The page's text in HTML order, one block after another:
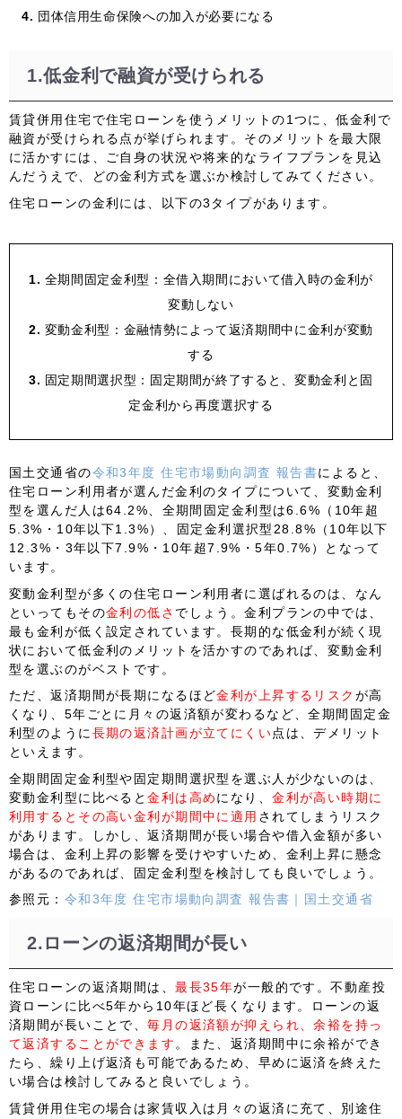
団体信用生命保険への加入が必要になる
1.低金利で融資が受けられる
賃貸併用住宅で住宅ローンを使うメリットの1つに、低金利で
融資が受けられる点が挙げられます。そのメリットを最大限
に活かすには、ご自身の状況や将来的なライフプランを見込
んだうえで、どの金利方式を選ぶか検討してみてください。
住宅ローンの金利には、以下の3タイプがあります。
全期間固定金利型：全借入期間において借入時の金利が
変動しない
変動金利型：金融情勢によって返済期間中に金利が変動
する
固定期間選択型：固定期間が終了すると、変動金利と固
定金利から再度選択する
国土交通省の令和3年度 住宅市場動向調査 報告書によると、
住宅ローン利用者が選んだ金利のタイプについて、 変動金利
型を選んだ人は64.2%、全期間固定金利型は6.6%（10年超
5.3%・10年以下1.3%）、固定金利選択型28.8%（10年以下
12.3%・3年以下7.9%・10年超7.9%・5年0.7%）となって
います。
変動金利型が多くの住宅ローン利用者に選ばれるのは、なん
といってもその金利の低さ でしょう。金利プランの中では、
最も金利が低く設定されています。長期的な低金利が続く現
状において低金利のメリットを活かすのであれば、変動金利
型を選ぶのがベストです。
ただ、返済期間が長期になるほど金利が上昇するリスク が高
くなり、5年ごとに月々の返済額が変わるなど、全期間固定金
利型のように長期の返済計画が立てにくい点は、デメリット
といえます。
全期間固定金利型や固定期間選択型 を選ぶ人が少ないのは、
変動金利型に比べると金利は高めになり、金利が高い時期に
利用するとその高い金利が期間中に適用 されてしまうリスク
があります。しかし、返済期間が長い場合や借入金額が多い
場合は、金利上昇の影響を受けやすいため、金利上昇に懸念
があるのであれば、固定金利型を検討しても良いでしょう。
参照元： 令和3年度 住宅市場動向調査 報告書｜国土交通省
2.ローンの返済期間が長い
住宅ローンの返済期間は、最長35年が一般的です。不動産投
資ローンに比べ5年から10年ほど長くなります。ローンの返
済期間が長いことで、毎月の返済額が抑えられ、余裕を持っ
て返済することができます。
また、返済期間中に余裕ができ
たら、繰り上げ返済も可能であるため、早めに返済を終えた
い場合は検討してみると良いでしょう。
賃貸併用住宅の場合は家賃収入は月々の返済に充て、別途住